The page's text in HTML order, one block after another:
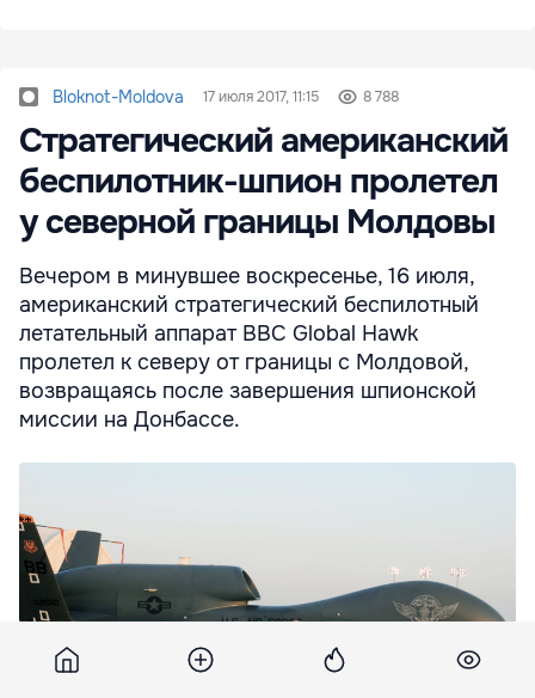
Bloknot-Moldova 17 июля 2017, 11:15 8 788
Стратегический американский
беспилотник-шпион пролетел
у северной границы Молдовы
Вечером в минувшее воскресенье, 16 июля,
американский стратегический беспилотный
летательный аппарат ВВС Global Hawk
пролетел к северу от границы с Молдовой,
возвращаясь после завершения шпионской
миссии на Донбассе.